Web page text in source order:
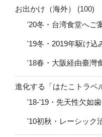
お出かけ（海外）
(100)
'20冬・台湾食堂へご
'19冬・2019年駆け込
'18春・大阪経由臺灣
進化する「はたこトラベ
'18-'19・先天性欠如
'10初秋・レーシック